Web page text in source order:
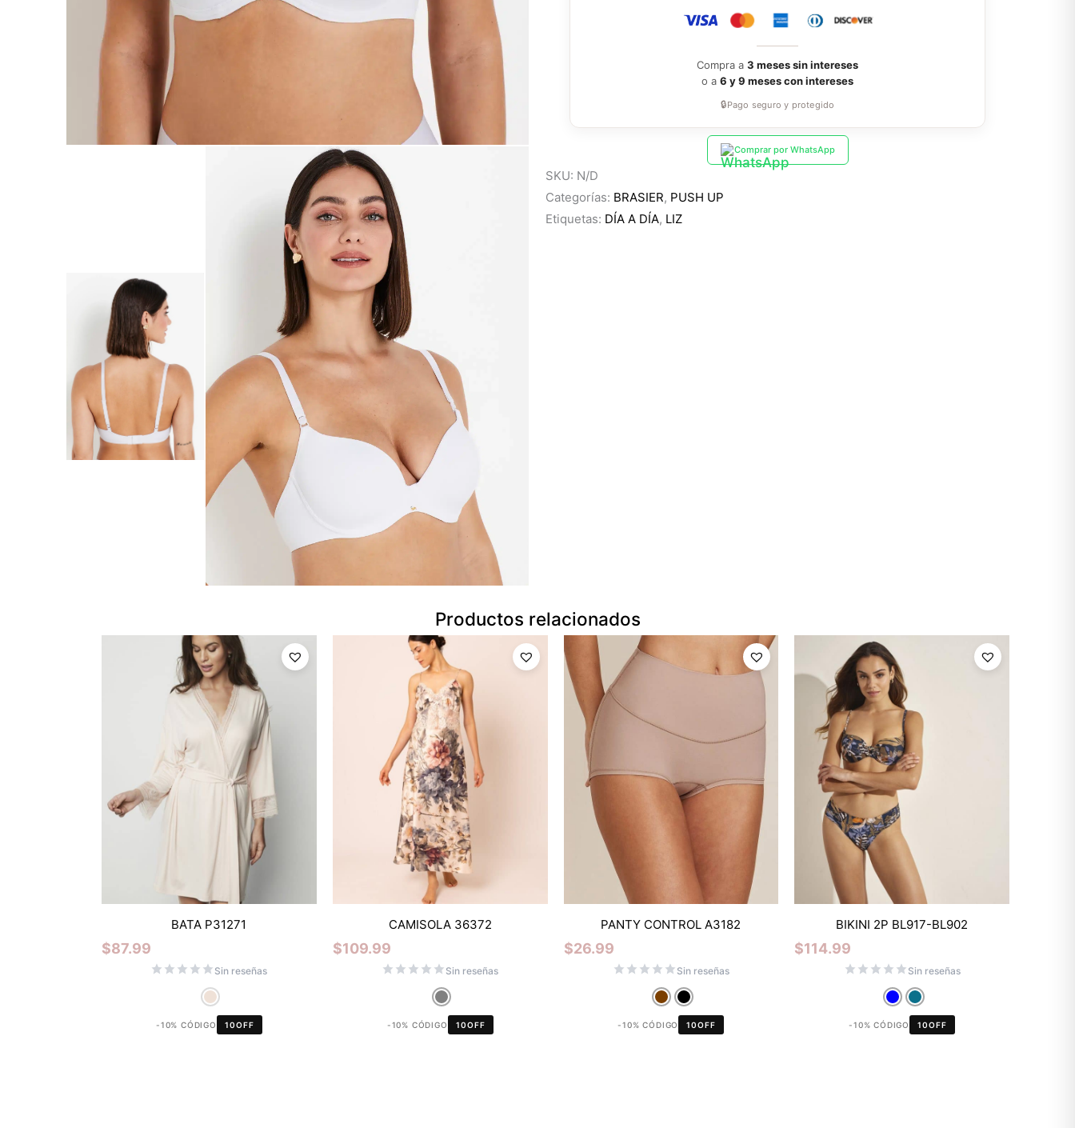
Compra a 3 meses sin intereses
o a 6 y 9 meses con intereses
🔒Pago seguro y protegido
Comprar por WhatsApp
SKU: N/D
Categorías: BRASIER, PUSH UP
Etiquetas: DÍA A DÍA, LIZ
Productos relacionados
BATA P31271
$87.99
Sin reseñas
-10% CÓDIGO 10OFF
CAMISOLA 36372
$109.99
Sin reseñas
-10% CÓDIGO 10OFF
PANTY CONTROL A3182
$26.99
Sin reseñas
-10% CÓDIGO 10OFF
BIKINI 2P BL917-BL902
$114.99
Sin reseñas
-10% CÓDIGO 10OFF
Mixtwo - Lencería y Ropa
Gracias por visitarnos. Te asesoramos